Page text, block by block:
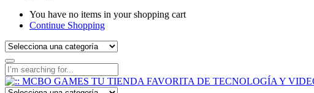
You have no items in your shopping cart
Continue Shopping